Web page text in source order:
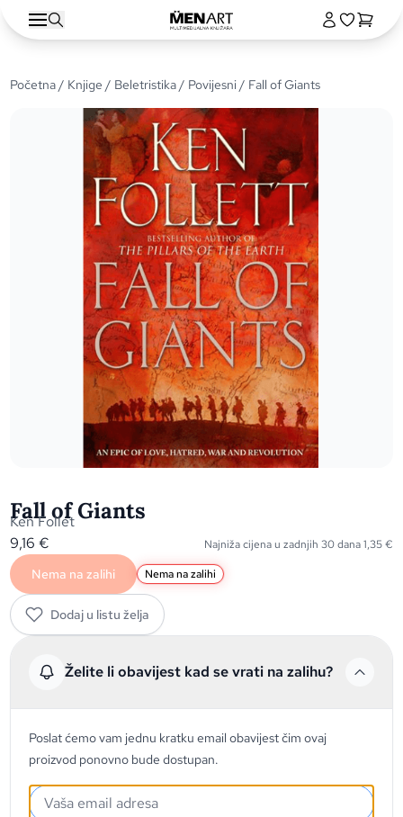
Početna/ Knjige / Beletristika/ Povijesni/ Fall of Giants
Fall of Giants
Ken Follet
9,16€ Najniža cijena u zadnjih 30 dana1,35€
Nema na zalihi Nema na zalihi
Dodaj u listu želja
Želite li obavijest kad se vrati na zalihu?
Poslat ćemo vam jednu kratku email obavijest čim ovaj
proizvod ponovno bude dostupan.